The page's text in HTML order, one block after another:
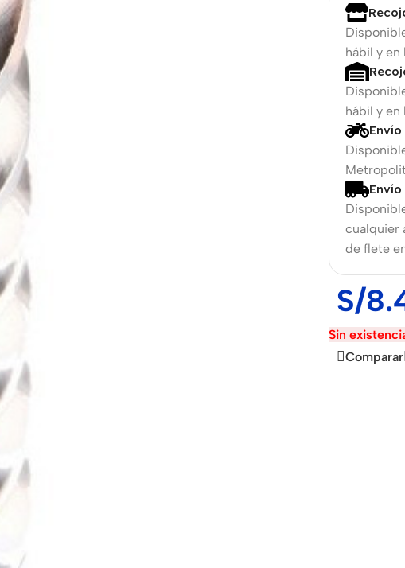
headphones
Wired
headphones
Bluetooth
headsets
Mains chargers
hábil y en
hábil y en
cualquier
de flete
S/
Sin
Comparar